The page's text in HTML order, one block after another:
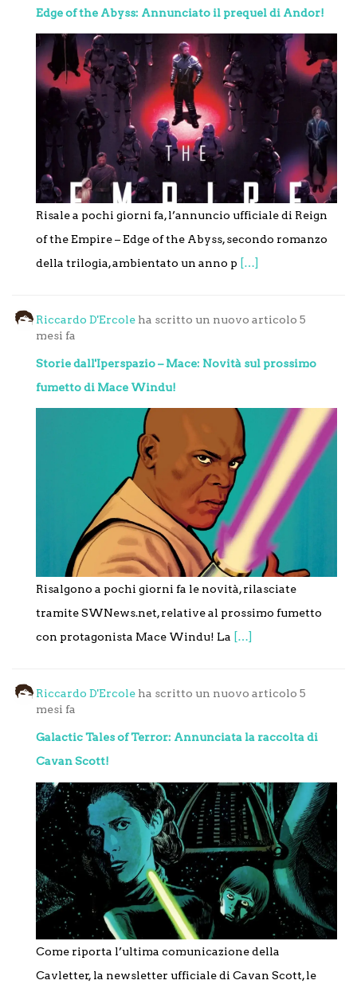
Edge of the Abyss: Annunciato il prequel di Andor!
Risale a pochi giorni fa, l’annuncio ufficiale di Reign
of the Empire – Edge of the Abyss, secondo romanzo
della trilogia, ambientato un anno p
[…]
Riccardo D'Ercole ha scritto un nuovo articolo 5
mesi fa
Storie dall'Iperspazio – Mace: Novità sul prossimo
fumetto di Mace Windu!
Risalgono a pochi giorni fa le novità, rilasciate
tramite SWNews.net, relative al prossimo fumetto
con protagonista Mace Windu! La
[…]
Riccardo D'Ercole ha scritto un nuovo articolo 5
mesi fa
Galactic Tales of Terror: Annunciata la raccolta di
Cavan Scott!
Come riporta l’ultima comunicazione della
Cavletter, la newsletter ufficiale di Cavan Scott, le